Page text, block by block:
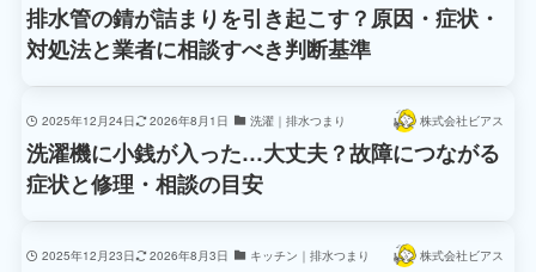
排水管の錆が詰まりを引き起こす？原因・症状・
対処法と業者に相談すべき判断基準
2025年12月24日 2026年8月1日 洗濯｜排水つまり 株式会社ビアス
洗濯機に小銭が入った…大丈夫？故障につながる
症状と修理・相談の目安
2025年12月23日 2026年8月3日 キッチン｜排水つまり 株式会社ビアス